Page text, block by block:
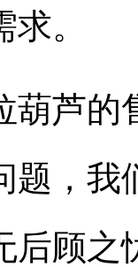
。
葫芦的
题，我
后顾之